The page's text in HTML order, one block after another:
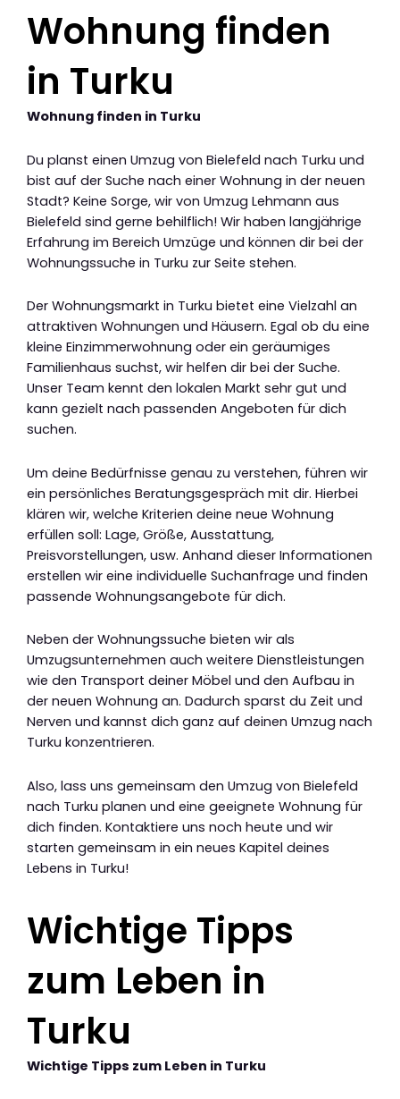
Wohnung finden
in Turku
Wohnung finden in Turku
Du planst einen Umzug von Bielefeld nach Turku und
bist auf der Suche nach einer Wohnung in der neuen
Stadt? Keine Sorge, wir von Umzug Lehmann aus
Bielefeld sind gerne behilflich! Wir haben langjährige
Erfahrung im Bereich Umzüge und können dir bei der
Wohnungssuche in Turku zur Seite stehen.
Der Wohnungsmarkt in Turku bietet eine Vielzahl an
attraktiven Wohnungen und Häusern. Egal ob du eine
kleine Einzimmerwohnung oder ein geräumiges
Familienhaus suchst, wir helfen dir bei der Suche.
Unser Team kennt den lokalen Markt sehr gut und
kann gezielt nach passenden Angeboten für dich
suchen.
Um deine Bedürfnisse genau zu verstehen, führen wir
ein persönliches Beratungsgespräch mit dir. Hierbei
klären wir, welche Kriterien deine neue Wohnung
erfüllen soll: Lage, Größe, Ausstattung,
Preisvorstellungen, usw. Anhand dieser Informationen
erstellen wir eine individuelle Suchanfrage und finden
passende Wohnungsangebote für dich.
Neben der Wohnungssuche bieten wir als
Umzugsunternehmen auch weitere Dienstleistungen
wie den Transport deiner Möbel und den Aufbau in
der neuen Wohnung an. Dadurch sparst du Zeit und
Nerven und kannst dich ganz auf deinen Umzug nach
Turku konzentrieren.
Also, lass uns gemeinsam den Umzug von Bielefeld
nach Turku planen und eine geeignete Wohnung für
dich finden. Kontaktiere uns noch heute und wir
starten gemeinsam in ein neues Kapitel deines
Lebens in Turku!
Wichtige Tipps
zum Leben in
Turku
Wichtige Tipps zum Leben in Turku